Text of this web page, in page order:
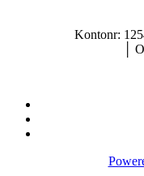
Kontonr: